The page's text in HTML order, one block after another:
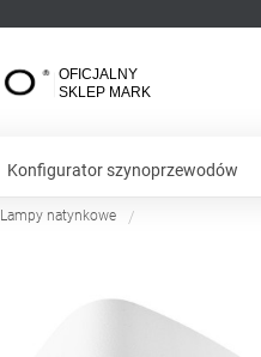
Konfigurator szynoprzewodów
Lampy natynkowe